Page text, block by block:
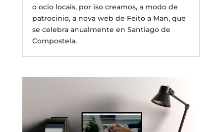
o ocio locais, por iso creamos, a modo de
patrocinio, a nova web de Feito a Man, que
se celebra anualmente en Santiago de
Compostela.